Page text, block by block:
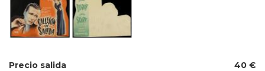
Precio salida
40 €